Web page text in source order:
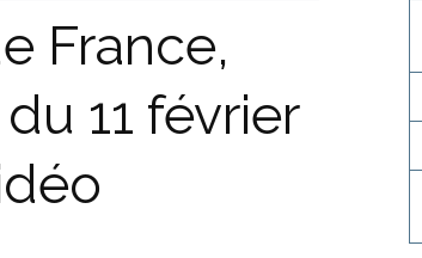
France,
11 février